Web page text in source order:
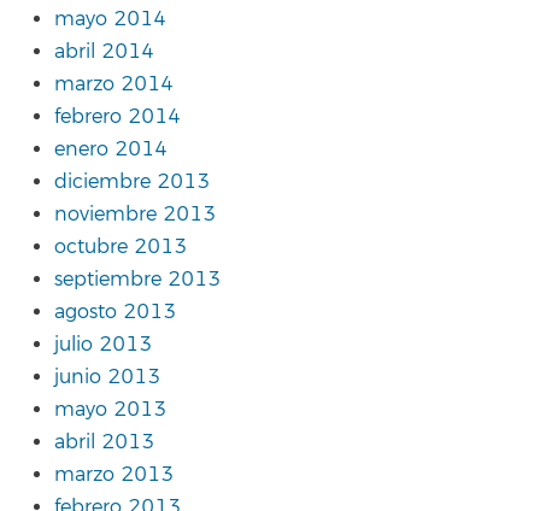
mayo 2014
abril 2014
marzo 2014
febrero 2014
enero 2014
diciembre 2013
noviembre 2013
octubre 2013
septiembre 2013
agosto 2013
julio 2013
junio 2013
mayo 2013
abril 2013
marzo 2013